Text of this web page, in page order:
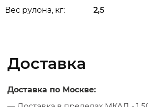
Вес рулона, кг: 2,5
Доставка
Доставка по Москве: